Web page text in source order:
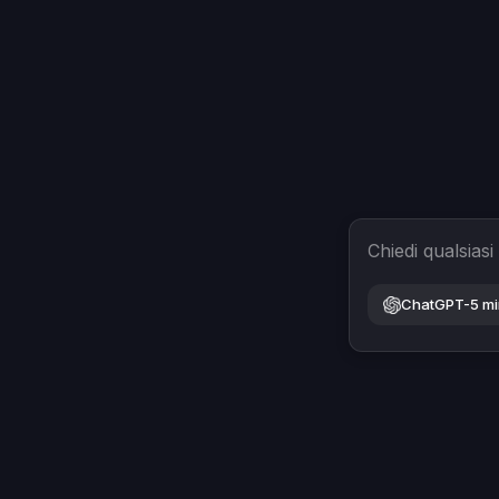
Chiedi
ChatGPT-5